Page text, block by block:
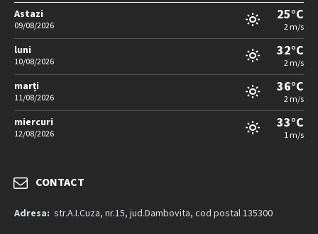
Astazi
09/08/2026
25°C
2 m/s
luni
10/08/2026
32°C
2 m/s
marți
11/08/2026
36°C
2 m/s
miercuri
12/08/2026
33°C
1 m/s
CONTACT
Adresa: str.A.I.Cuza, nr.15, jud.Dambovita, cod postal 135300